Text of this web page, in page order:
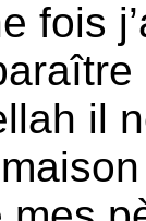
fois
il